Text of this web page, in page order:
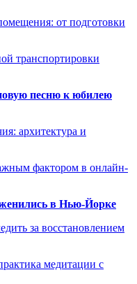
от подготовки
транспортировки
песню к юбилею
архитектура и
фактором в онлайн-
в Нью-Йорке
за восстановлением
медитации с